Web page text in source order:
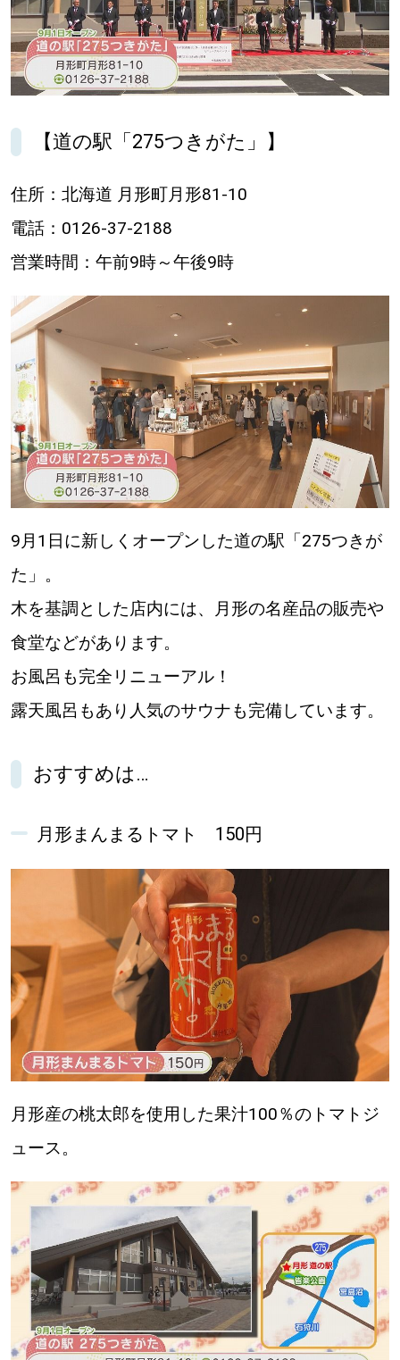
明日への”きっかけ”WEBマガジン
運営会社
プライバシーポリシー
閉じる
【道の駅「275つきがた」】
住所：北海道 月形町月形81-10
電話：0126-37-2188
営業時間：午前9時～午後9時
9月1日に新しくオープンした道の駅「275つきが
た」。
木を基調とした店内には、月形の名産品の販売や
食堂などがあります。
お風呂も完全リニューアル！
露天風呂もあり人気のサウナも完備しています。
おすすめは…
月形まんまるトマト 150円
月形産の桃太郎を使用した果汁100％のトマトジ
ュース。